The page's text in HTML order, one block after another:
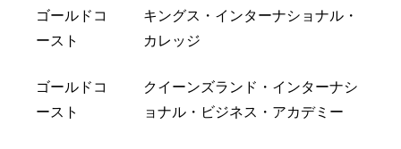
ゴールドコ
ースト
キングス・インターナショナル・
カレッジ
ゴールドコ
ースト
クイーンズランド・インターナシ
ョナル・ビジネス・アカデミー